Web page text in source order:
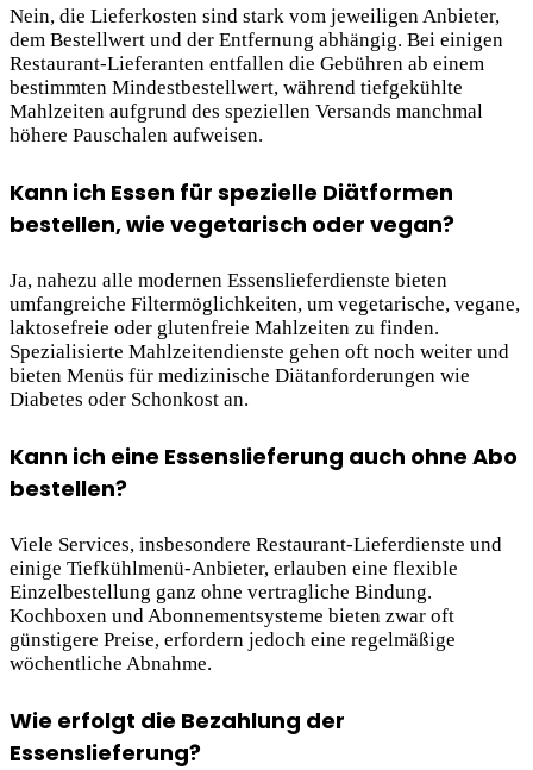
Nein, die Lieferkosten sind stark vom jeweiligen Anbieter,
dem Bestellwert und der Entfernung abhängig. Bei einigen
Restaurant-Lieferanten entfallen die Gebühren ab einem
bestimmten Mindestbestellwert, während tiefgekühlte
Mahlzeiten aufgrund des speziellen Versands manchmal
höhere Pauschalen aufweisen.
Kann ich Essen für spezielle Diätformen
bestellen, wie vegetarisch oder vegan?
Ja, nahezu alle modernen Essenslieferdienste bieten
umfangreiche Filtermöglichkeiten, um vegetarische, vegane,
laktosefreie oder glutenfreie Mahlzeiten zu finden.
Spezialisierte Mahlzeitendienste gehen oft noch weiter und
bieten Menüs für medizinische Diätanforderungen wie
Diabetes oder Schonkost an.
Kann ich eine Essenslieferung auch ohne Abo
bestellen?
Viele Services, insbesondere Restaurant-Lieferdienste und
einige Tiefkühlmenü-Anbieter, erlauben eine flexible
Einzelbestellung ganz ohne vertragliche Bindung.
Kochboxen und Abonnementsysteme bieten zwar oft
günstigere Preise, erfordern jedoch eine regelmäßige
wöchentliche Abnahme.
Wie erfolgt die Bezahlung der
Essenslieferung?